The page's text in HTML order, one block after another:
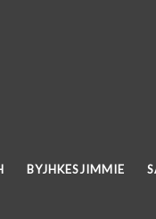
BYJHKESJIMMIE